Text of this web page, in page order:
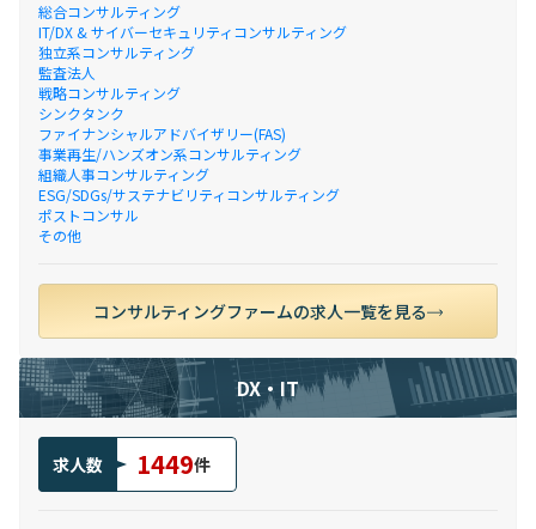
総合コンサルティング
IT/DX & サイバーセキュリティコンサルティング
独立系コンサルティング
監査法人
戦略コンサルティング
シンクタンク
ファイナンシャルアドバイザリー(FAS)
事業再生/ハンズオン系コンサルティング
組織人事コンサルティング
ESG/SDGs/サステナビリティコンサルティング
ポストコンサル
その他
コンサルティングファームの求人一覧を見る
DX・IT
求人数 1449件